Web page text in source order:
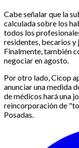
Cabe señalar que la
calculada sobre los
todos los
residentes, becarios
Finalmente, también
negociar en agosto.
Por otro lado, Cicop
anunciar una medida
de médicos hará una
reincorporación de
Posadas.